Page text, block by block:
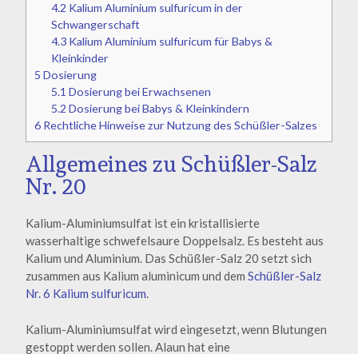
4.2 Kalium Aluminium sulfuricum in der
Schwangerschaft
4.3 Kalium Aluminium sulfuricum für Babys &
Kleinkinder
5 Dosierung
5.1 Dosierung bei Erwachsenen
5.2 Dosierung bei Babys & Kleinkindern
6 Rechtliche Hinweise zur Nutzung des Schüßler-Salzes
Allgemeines zu Schüßler-Salz
Nr. 20
Kalium-Aluminiumsulfat ist ein kristallisierte
wasserhaltige schwefelsaure Doppelsalz. Es besteht aus
Kalium und Aluminium. Das Schüßler-Salz 20 setzt sich
zusammen aus Kalium aluminicum und dem Schüßler-Salz
Nr. 6 Kalium sulfuricum.
Kalium-Aluminiumsulfat wird eingesetzt, wenn Blutungen
gestoppt werden sollen. Alaun hat eine